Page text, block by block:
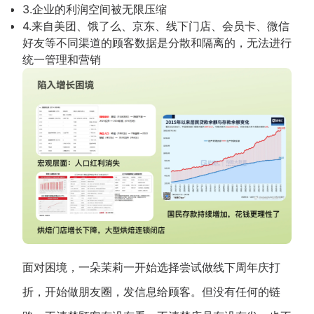
品牌消费观 行业报告
新零售资讯
培训课程
私域课程 新零售内参
增长俱乐部
增长俱乐部 有赞商盟
商家社区 社群交流
3.企业的利润空间被无限压缩
4.来自美团、饿了么、京东、线下门店、会员卡、微信
好友等不同渠道的顾客数据是分散和隔离的，无法进行
统一管理和营销
面对困境，一朵茉莉一开始选择尝试做线下周年庆打
折，开始做朋友圈，发信息给顾客。但没有任何的链